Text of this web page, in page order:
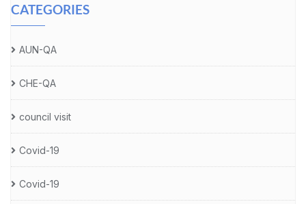
CATEGORIES
AUN-QA
CHE-QA
council visit
Covid-19
Covid-19